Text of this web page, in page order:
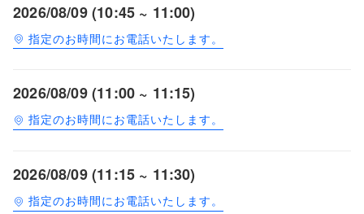
2026/08/09 (10:45 ~ 11:00)
指定のお時間にお電話いたします。
2026/08/09 (11:00 ~ 11:15)
指定のお時間にお電話いたします。
2026/08/09 (11:15 ~ 11:30)
指定のお時間にお電話いたします。